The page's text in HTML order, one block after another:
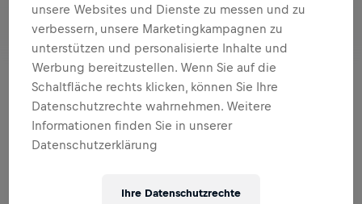
Werde auch du Teil von etwas Großem
Einheit und jeder Kilometer verbindet dich mit der
Querschnittslähmung zu finden.
unsere Websites und Dienste zu messen und zu
verbessern, unsere Marketingkampagnen zu
unterstützen und personalisierte Inhalte und
Werbung bereitzustellen. Wenn Sie auf die
Schaltfläche rechts klicken, können Sie Ihre
Datenschutzrechte wahrnehmen. Weitere
Informationen finden Sie in unserer
Datenschutzerklärung
Ihre Datenschutzrechte